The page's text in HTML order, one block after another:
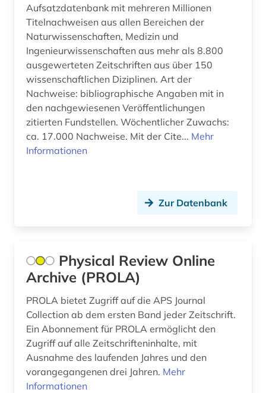
evaluation (1)
evangelische theologie (1)
evangelischer pressedienst (1)
evidenz (1)
exil (1)
f&amp;e (1)
fallstudie (1)
familienrecht (1)
familiensoziologie (1)
familiäre gewalt (1)
fernerkundung (2)
fernsehen (2)
Aufsatzdatenbank mit mehreren Millionen
Titelnachweisen aus allen Bereichen der
Naturwissenschaften, Medizin und
Ingenieurwissenschaften aus mehr als 8.800
ausgewerteten Zeitschriften aus über 150
wissenschaftlichen Diziplinen. Art der
Nachweise: bibliographische Angaben mit in
den nachgewiesenen Veröffentlichungen
zitierten Fundstellen. Wöchentlicher Zuwachs:
ca. 17.000 Nachweise. Mit der Cite... Mehr
Informationen
Zur Datenbank
Physical Review Online
Archive (PROLA)
PROLA bietet Zugriff auf die APS Journal
Collection ab dem ersten Band jeder Zeitschrift.
Ein Abonnement für PROLA ermöglicht den
Zugriff auf alle Zeitschrifteninhalte, mit
Ausnahme des laufenden Jahres und den
vorangegangenen drei Jahren. Mehr
Informationen